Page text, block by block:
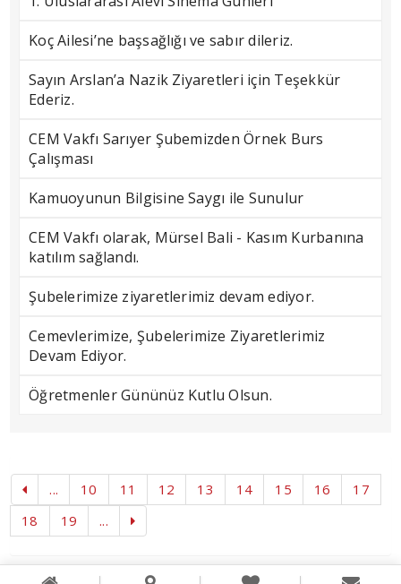
Koç Ailesi’ne başsağlığı ve sabır dileriz.
Sayın Arslan’a Nazik Ziyaretleri için Teşekkür
Ederiz.
CEM Vakfı Sarıyer Şubemizden Örnek Burs
Çalışması
Kamuoyunun Bilgisine Saygı ile Sunulur
CEM Vakfı olarak, Mürsel Bali - Kasım Kurbanına
katılım sağlandı.
Şubelerimize ziyaretlerimiz devam ediyor.
Cemevlerimize, Şubelerimize Ziyaretlerimiz
Devam Ediyor.
Öğretmenler Gününüz Kutlu Olsun.
... 10 11 12 13 14 15 16
17
18
19 ...